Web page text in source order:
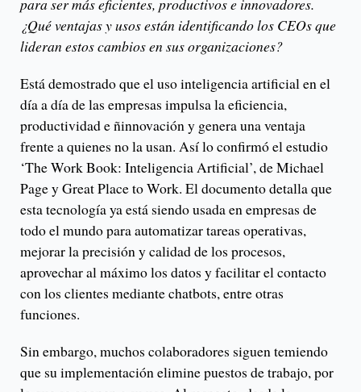
para ser más eficientes, productivos e innovadores.
¿Qué ventajas y usos están identificando los CEOs que
lideran estos cambios en sus organizaciones?
Está demostrado que el uso inteligencia artificial en el
día a día de las empresas impulsa la eficiencia,
productividad e ñinnovación y genera una ventaja
frente a quienes no la usan. Así lo confirmó el estudio
‘The Work Book: Inteligencia Artificial’, de Michael
Page y Great Place to Work. El documento detalla que
esta tecnología ya está siendo usada en empresas de
todo el mundo para automatizar tareas operativas,
mejorar la precisión y calidad de los procesos,
aprovechar al máximo los datos y facilitar el contacto
con los clientes mediante chatbots, entre otras
funciones.
Sin embargo, muchos colaboradores siguen temiendo
que su implementación elimine puestos de trabajo, por